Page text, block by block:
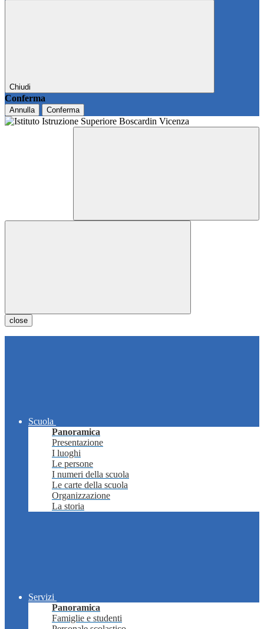
Chiudi
Conferma
Annulla Conferma
close
Scuola
Panoramica
Presentazione
I luoghi
Le persone
I numeri della scuola
Le carte della scuola
Organizzazione
La storia
Servizi
Panoramica
Famiglie e studenti